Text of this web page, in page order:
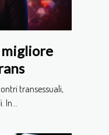
transessuali,
In...